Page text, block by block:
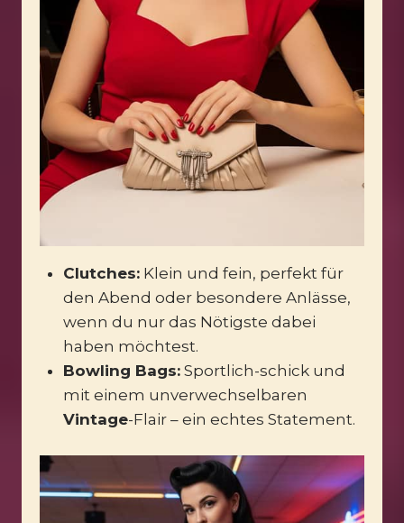
Clutches:Klein und fein, perfekt für
den Abend oder besondere Anlässe,
wenn du nur das Nötigste dabei
haben möchtest.
Bowling Bags:Sportlich-schick und
mit einem unverwechselbaren
Vintage-Flair – ein echtes Statement.